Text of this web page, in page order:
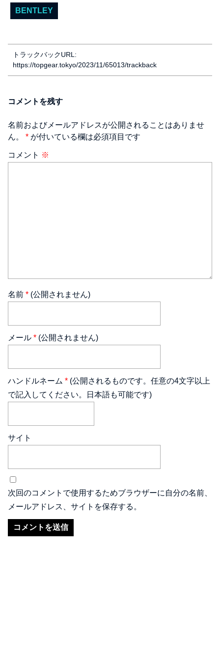
BENTLEY
トラックバックURL:
https://topgear.tokyo/2023/11/65013/trackback
コメントを残す
名前およびメールアドレスが公開されることはありませ
ん。 * が付いている欄は必須項目です
コメント ※
名前 * (公開されません)
メール * (公開されません)
ハンドルネーム * (公開されるものです。任意の4文字以上
で記入してください。日本語も可能です)
サイト
次回のコメントで使用するためブラウザーに自分の名前、
メールアドレス、サイトを保存する。